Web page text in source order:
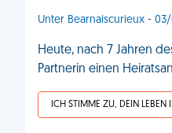
Unter Bearnaiscurieux -
Heute, nach 7 Jahren
Partnerin einen